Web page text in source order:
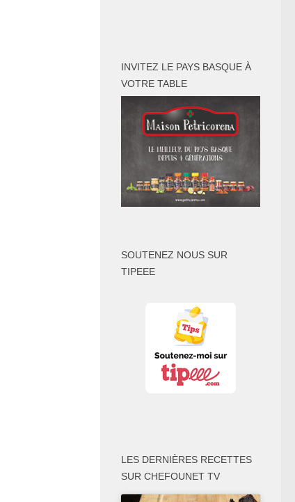
INVITEZ LE PAYS BASQUE À
VOTRE TABLE
SOUTENEZ NOUS SUR
TIPEEE
LES DERNIÈRES RECETTES
SUR CHEFOUNET TV